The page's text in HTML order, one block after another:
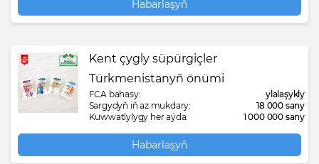
Habarlaşyň
Kent çygly süpürgiçler
Türkmenistanyň önümi
FCA bahasy:
ylalaşykly
Sargydyň iň az mukdary:
18 000 sany
Kuwwatlylygy her aýda:
1 000 000 sany
Habarlaşyň